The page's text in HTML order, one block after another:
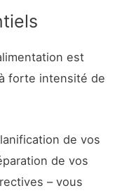
est
forte intensité de
de vos
de vos
– vous